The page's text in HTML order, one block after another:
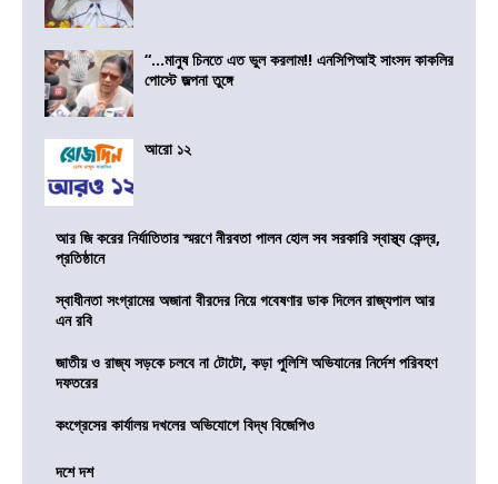
“…মানুষ চিনতে এত ভুল করলাম!! এনসিপিআই সাংসদ কাকলির
পোস্টে জল্পনা তুঙ্গে
আরো ১২
আর জি করের নির্যাতিতার স্মরণে নীরবতা পালন হোল সব সরকারি স্বাস্থ্য কেন্দ্র,
প্রতিষ্ঠানে
স্বাধীনতা সংগ্রামের অজানা বীরদের নিয়ে গবেষণার ডাক দিলেন রাজ্যপাল আর
এন রবি
জাতীয় ও রাজ্য সড়কে চলবে না টোটো, কড়া পুলিশি অভিযানের নির্দেশ পরিবহণ
দফতরের
কংগ্রেসের কার্যালয় দখলের অভিযোগে বিদ্ধ বিজেপিও
দশে দশ